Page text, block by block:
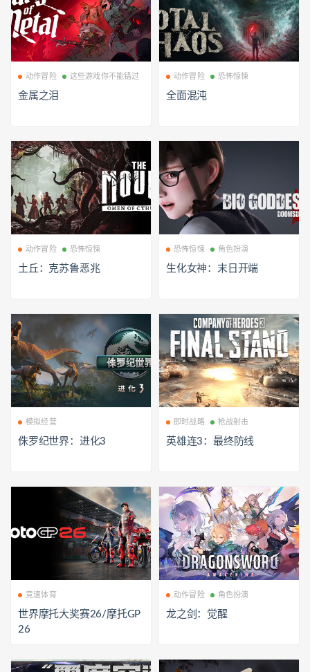
动作冒险 这些游戏你不能错过
金属之泪
动作冒险 恐怖惊悚
全面混沌
动作冒险 恐怖惊悚
土丘：克苏鲁恶兆
恐怖惊悚 角色扮演
生化女神：末日开端
模拟经营
侏罗纪世界：进化3
即时战略 枪战射击
英雄连3：最终防线
竞速体育
世界摩托大奖赛26/摩托GP
26
动作冒险 角色扮演
龙之剑：觉醒